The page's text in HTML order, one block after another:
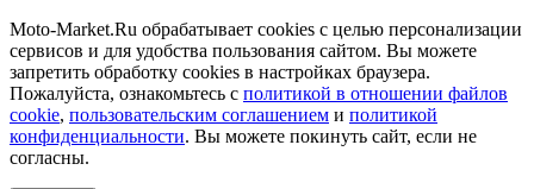
Moto-Market.Ru обрабатывает сookies с целью персонализации
сервисов и для удобства пользования сайтом. Вы можете
запретить обработку сookies в настройках браузера.
Пожалуйста, ознакомьтесь с политикой в отношении файлов
cookie, пользовательским соглашением и политикой
конфиденциальности. Вы можете покинуть сайт, если не
согласны.